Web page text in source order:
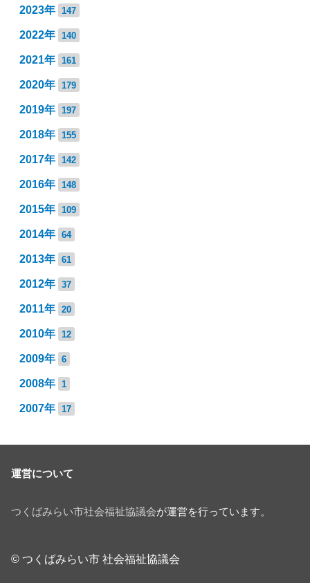
2023年 147
2022年 140
2021年 161
2020年 179
2019年 197
2018年 155
2017年 142
2016年 148
2015年 109
2014年 64
2013年 61
2012年 37
2011年 20
2010年 12
2009年 6
2008年 1
2007年 17
運営について
つくばみらい市社会福祉協議会が運営を行っています。
© つくばみらい市 社会福祉協議会